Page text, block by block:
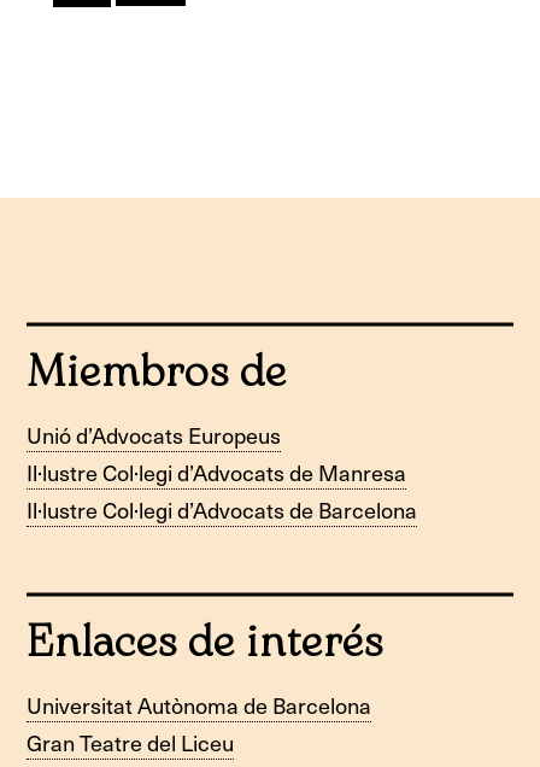
Miembros de
Unió d’Advocats Europeus
Il·lustre Col·legi d’Advocats de Manresa
Il·lustre Col·legi d’Advocats de Barcelona
Enlaces de interés
Universitat Autònoma de Barcelona
Gran Teatre del Liceu